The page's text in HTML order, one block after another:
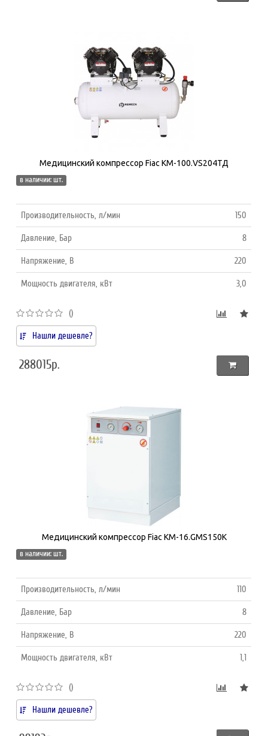
Медицинский компрессор Fiac КМ-100.VS204ТД
в наличии: шт.
Производительность, л/мин 150
Давление, Бар 8
Напряжение, В 220
Мощность двигателя, кВт 3,0
()
Нашли дешевле?
288015р.
Медицинский компрессор Fiac КМ-16.GMS150K
в наличии: шт.
Производительность, л/мин 110
Давление, Бар 8
Напряжение, В 220
Мощность двигателя, кВт 1,1
()
Нашли дешевле?